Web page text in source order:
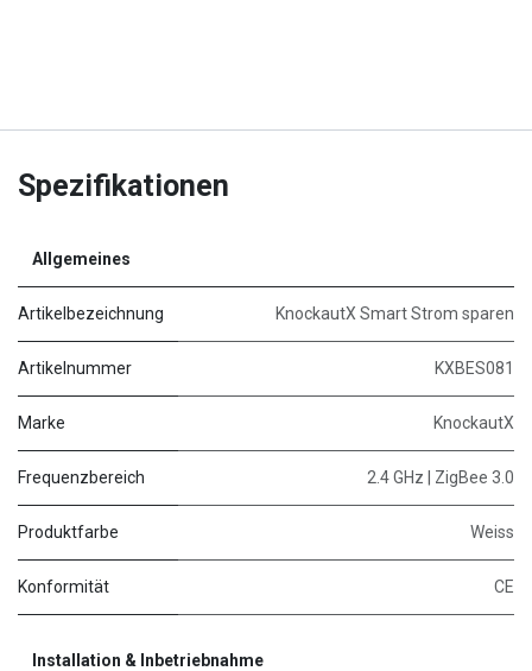
Spezifikationen
Allgemeines
Artikelbezeichnung KnockautX Smart Strom sparen
Artikelnummer KXBES081
Marke KnockautX
Frequenzbereich 2.4 GHz | ZigBee 3.0
Produktfarbe Weiss
Konformität CE
Installation & Inbetriebnahme